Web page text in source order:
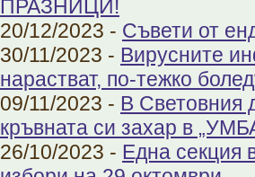
ПРАЗНИЦИ!
20/12/2023 - Съвети от
30/11/2023 - Вирусните
нарастват, по-тежко
09/11/2023 - В Световния
кръвната си захар в
26/10/2023 - Една секция